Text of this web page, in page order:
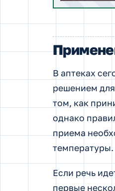
В аптеках
решением для
том, как
однако
приема
температуры.
Если речь
первые